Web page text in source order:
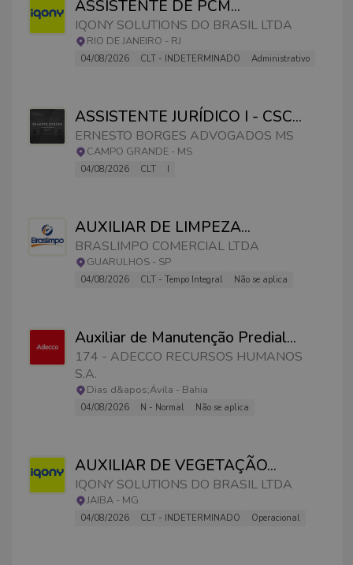
ASSISTENTE DE PCM...
IQONY SOLUTIONS DO BRASIL LTDA
RIO DE JANEIRO - RJ
04/08/2026 CLT - INDETERMINADO Administrativo
ASSISTENTE JURÍDICO I - CSC...
ERNESTO BORGES ADVOGADOS MS
CAMPO GRANDE - MS
04/08/2026 CLT I
AUXILIAR DE LIMPEZA...
BRASLIMPO COMERCIAL LTDA
GUARULHOS - SP
04/08/2026 CLT - Tempo Integral Não se aplica
Auxiliar de Manutenção Predial...
174 - ADECCO RECURSOS HUMANOS
S.A.
Dias d&apos;Ávila - Bahia
04/08/2026 N - Normal Não se aplica
AUXILIAR DE VEGETAÇÃO...
IQONY SOLUTIONS DO BRASIL LTDA
JAIBA - MG
04/08/2026 CLT - INDETERMINADO Operacional